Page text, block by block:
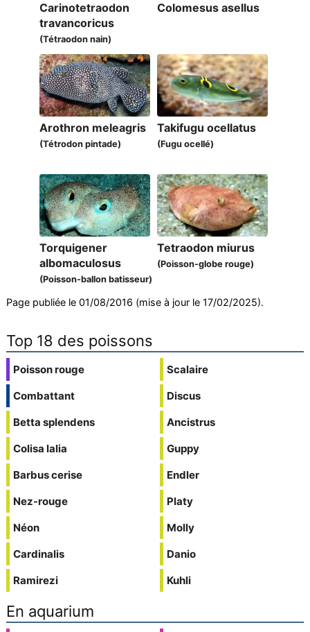
Carinotetraodon
travancoricus
(Tétraodon nain)
Colomesus asellus
Arothron meleagris
(Tétrodon pintade)
Takifugu ocellatus
(Fugu ocellé)
Torquigener
albomaculosus
(Poisson-ballon batisseur)
Tetraodon miurus
(Poisson-globe rouge)
Page publiée le 01/08/2016 (mise à jour le 17/02/2025).
Top 18 des poissons
Poisson rouge
Combattant
Betta splendens
Colisa lalia
Barbus cerise
Nez-rouge
Néon
Cardinalis
Ramirezi
Scalaire
Discus
Ancistrus
Guppy
Endler
Platy
Molly
Danio
Kuhli
En aquarium